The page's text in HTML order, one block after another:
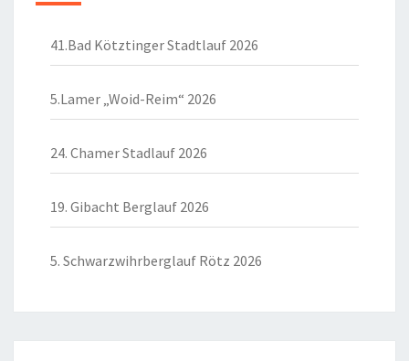
41.Bad Kötztinger Stadtlauf 2026
5.Lamer „Woid-Reim“ 2026
24. Chamer Stadlauf 2026
19. Gibacht Berglauf 2026
5. Schwarzwihrberglauf Rötz 2026